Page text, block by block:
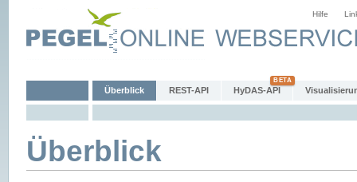
Hilfe
Überblick REST-API HyDAS-API
Überblick